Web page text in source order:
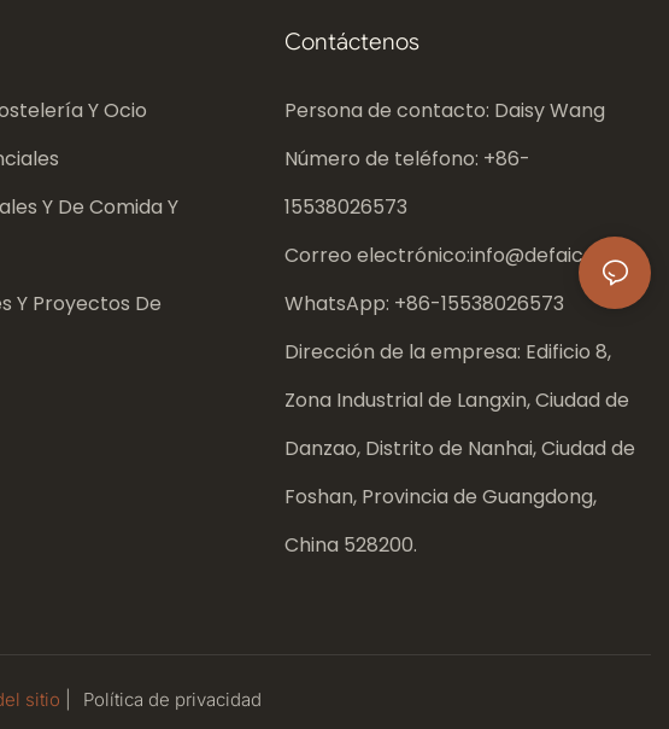
Y Ocio
Y De Comida Y
Y Proyectos De
Contáctenos
Persona de contacto: Daisy Wang
Número de teléfono: +86-
15538026573
Correo electrónico:info@defaico.com
WhatsApp: +86-15538026573
Dirección de la empresa: Edificio 8,
Zona Industrial de Langxin, Ciudad de
Danzao, Distrito de Nanhai, Ciudad de
Foshan, Provincia de Guangdong,
China 528200.
sitio Política de privacidad